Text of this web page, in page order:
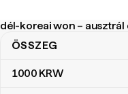
dél-koreai won – ausztrál
dél-koreai won – ausztrál
ÖSSZEG
1000 KRW